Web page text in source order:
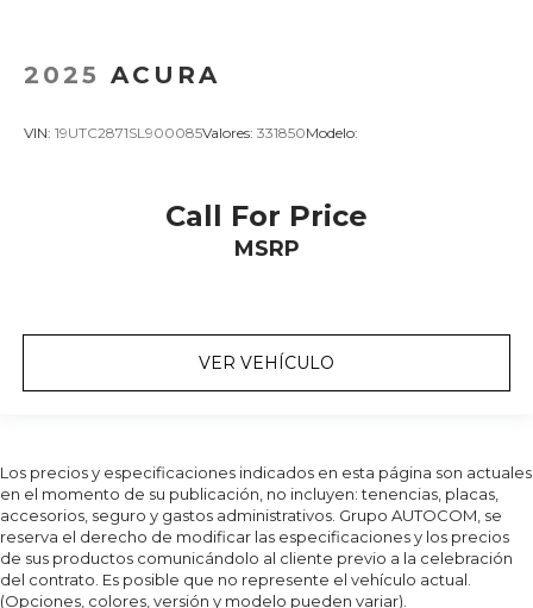
2025 ACURA
VIN: 19UTC2871SL900085Valores: 331850Modelo:
Call For Price
MSRP
VER VEHÍCULO
Los precios y especificaciones indicados en esta página son actuales
en el momento de su publicación, no incluyen: tenencias, placas,
accesorios, seguro y gastos administrativos. Grupo AUTOCOM, se
reserva el derecho de modificar las especificaciones y los precios
de sus productos comunicándolo al cliente previo a la celebración
del contrato. Es posible que no represente el vehículo actual.
(Opciones, colores, versión y modelo pueden variar).